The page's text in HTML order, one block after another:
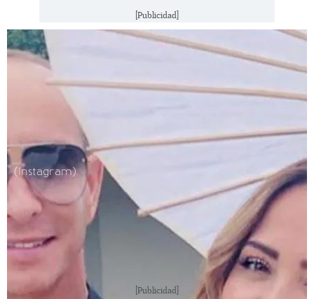
[Publicidad]
(Instagram)
[Publicidad]